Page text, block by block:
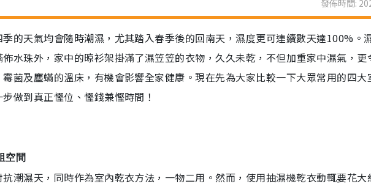
發佈時間:
的天氣均會隨時潮濕，尤其踏入春季後的回南天，濕度更可連續數天達100%。
水珠外，家中的晾衫架掛滿了濕笠笠的衣物，久久未乾，不但加重家中濕氣，更
菌及塵蟎的溫床，有機會影響全家健康。現在先為大家比較一下大眾常用的四大
做到真正慳位、慳錢兼慳時間！
空間
潮濕天，同時作為室內乾衣方法，一物二用。然而，使用抽濕機乾衣動輒要花大